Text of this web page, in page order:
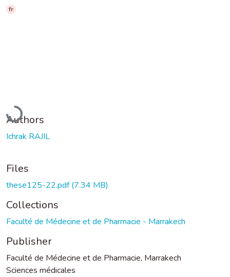
fr
Loading...
Authors
Ichrak RAJIL
Files
these125-22.pdf(7.34 MB)
Collections
Faculté de Médecine et de Pharmacie - Marrakech
Publisher
Faculté de Médecine et de Pharmacie, Marrakech
Sciences médicales